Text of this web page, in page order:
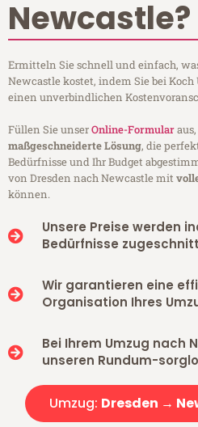
Newcastle?
Ermitteln Sie schnell und einfach,
Newcastle kostet, indem Sie bei Koch
einen unverbindlichen
Füllen Sie unserOnline-Formular
maßgeschneiderte Lösung, die
Bedürfnisse und Ihr Budget
von Dresden nach Newcastle mit
können.
Unsere Preise werden
Bedürfnisse
Wir garantieren eine
Organisation Ihres
Bei Ihrem Umzug nach
unseren Rundum-
Umzug: Dresden →